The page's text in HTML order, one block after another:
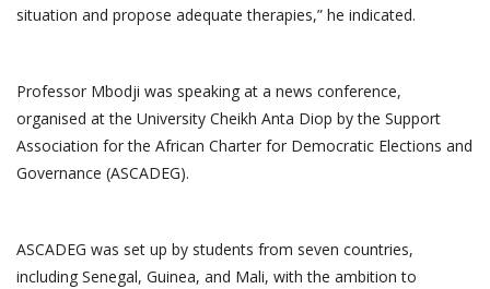
situation and propose adequate therapies,” he indicated.
Professor Mbodji was speaking at a news conference,
organised at the University Cheikh Anta Diop by the Support
Association for the African Charter for Democratic Elections and
Governance (ASCADEG).
ASCADEG was set up by students from seven countries,
including Senegal, Guinea, and Mali, with the ambition to